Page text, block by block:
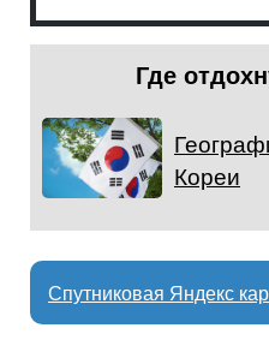
Где
Кореи
Спутниковая Яндекс